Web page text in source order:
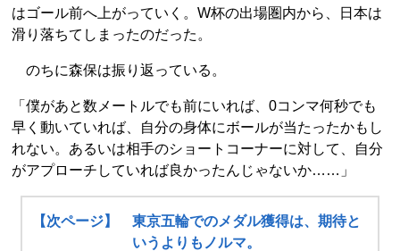
はゴール前へ上がっていく。W杯の出場圏内から、日本は
滑り落ちてしまったのだった。
のちに森保は振り返っている。
「僕があと数メートルでも前にいれば、0コンマ何秒でも
早く動いていれば、自分の身体にボールが当たったかもし
れない。あるいは相手のショートコーナーに対して、自分
がアプローチしていれば良かったんじゃないか……」
【次ページ】 東京五輪でのメダル獲得は、期待と
いうよりもノルマ。